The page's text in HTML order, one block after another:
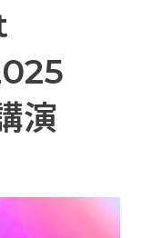
演